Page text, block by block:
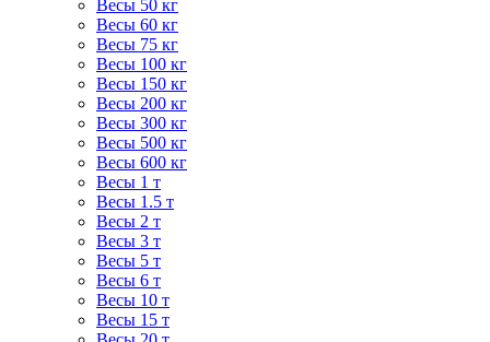
Весы 50 кг
Весы 60 кг
Весы 75 кг
Весы 100 кг
Весы 150 кг
Весы 200 кг
Весы 300 кг
Весы 500 кг
Весы 600 кг
Весы 1 т
Весы 1.5 т
Весы 2 т
Весы 3 т
Весы 5 т
Весы 6 т
Весы 10 т
Весы 15 т